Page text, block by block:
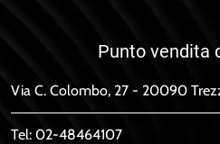
Punto vendita
Via C. Colombo, 27 - 20090
Tel: 02-48464107